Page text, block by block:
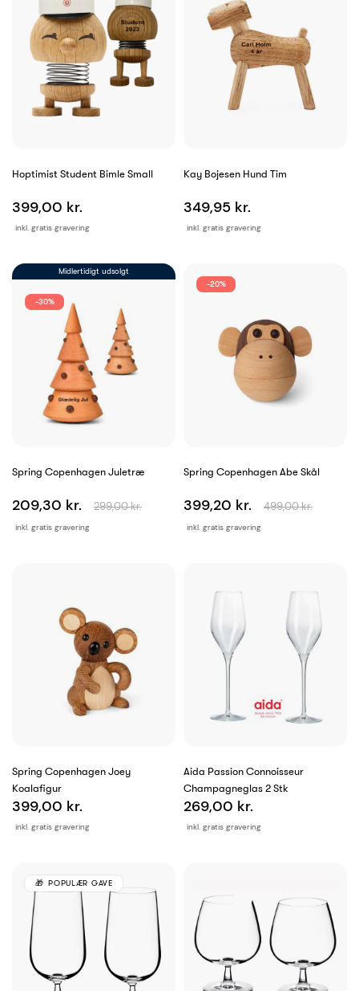
Hoptimist Student Bimle Small
inkl. gratis gravering
399,00 kr.
Kay Bojesen Hund Tim
inkl. gratis gravering
349,95 kr.
Spring Copenhagen Juletræ
inkl. gratis gravering
209,30 kr. 299,00 kr.
Midlertidigt udsolgt
-30%
Spring Copenhagen Abe Skål
inkl. gratis gravering
399,20 kr. 499,00 kr.
-20%
Spring Copenhagen Joey
Koalafigur
inkl. gratis gravering
399,00 kr.
Aida Passion Connoisseur
Champagneglas 2 Stk
inkl. gratis gravering
269,00 kr.
POPULÆR GAVE